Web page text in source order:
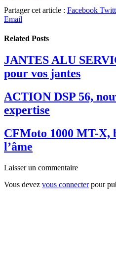
Partager cet article : Facebook
Email
Related Posts
JANTES ALU
pour vos jantes
ACTION DSP 56,
expertise
CFMoto 1000 MT-X,
l’âme
Laisser un commentaire
Vous devez vous connecterpour